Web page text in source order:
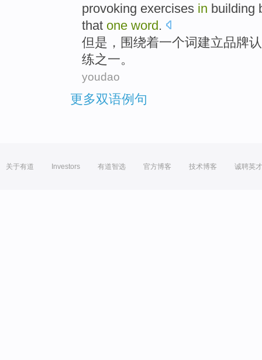
provoking exercises in building
that one word.
但是 ， 围绕着一个词建立品牌
练之一。
youdao
更多双语例句
关于有道 Investors 有道智选 官方博客 技术博客 诚聘英才